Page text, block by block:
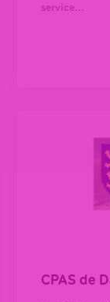
service...
CPAS de